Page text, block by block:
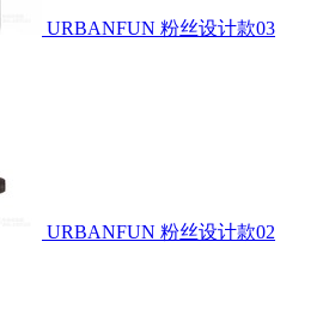
URBANFUN 粉丝设计款03
URBANFUN 粉丝设计款02